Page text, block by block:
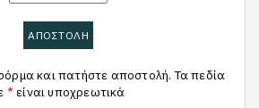
ΑΠΟΣΤΟΛΗ
και πατήστε αποστολή. Τα πεδία
* είναι υποχρεωτικά